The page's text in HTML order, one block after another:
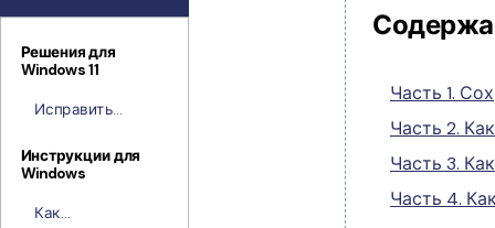
Решения для
Windows 11
Исправить
«Зеленый Экран
Смерти» в
Инструкции для
Windows
Как
Часть 1.
Часть 2.
Часть 3.
Часть 4.